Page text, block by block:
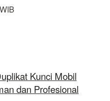
Kunci Mobil
dan Profesional